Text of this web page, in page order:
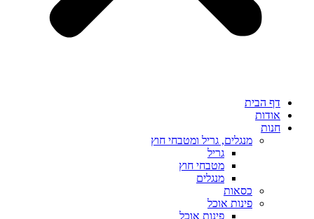
דף הבית
אודות
חנות
מנגלים, גריל ומטבחי חוץ
גריל
מטבחי חוץ
מנגלים
כסאות
פינות אוכל
פינות אוכל